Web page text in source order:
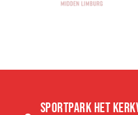
SPORTPARK HET